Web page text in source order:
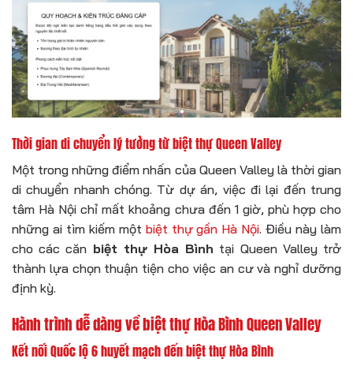
Thời gian di chuyển lý tưởng từ biệt thự Queen Valley
Một trong những điểm nhấn của Queen Valley là thời gian
di chuyển nhanh chóng. Từ dự án, việc đi lại đến trung
tâm Hà Nội chỉ mất khoảng chưa đến 1 giờ, phù hợp cho
những ai tìm kiếm một biệt thự gần Hà Nội. Điều này làm
cho các căn biệt thự Hòa Bình tại Queen Valley trở
thành lựa chọn thuận tiện cho việc an cư và nghỉ dưỡng
định kỳ.
Hành trình dễ dàng về biệt thự Hòa Bình Queen Valley
Kết nối Quốc lộ 6 huyết mạch đến biệt thự Hòa Bình